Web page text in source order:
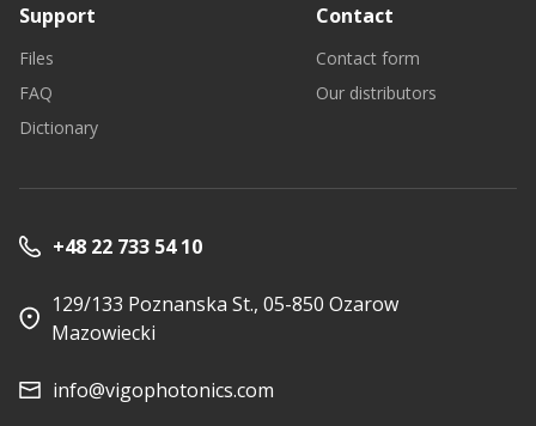
Support
Files
FAQ
Dictionary
Contact
Contact form
Our distributors
+48 22 733 54 10
129/133 Poznanska St., 05-850 Ozarow
Mazowiecki
info@vigophotonics.com